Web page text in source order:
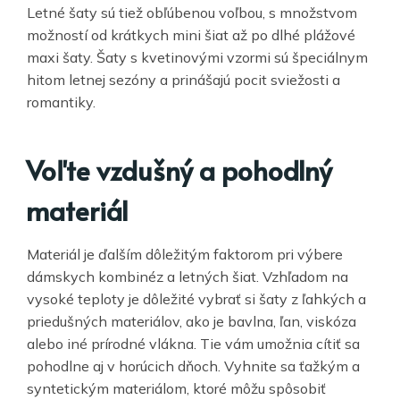
Letné šaty sú tiež obľúbenou voľbou, s množstvom
možností od krátkych mini šiat až po dlhé plážové
maxi šaty. Šaty s kvetinovými vzormi sú špeciálnym
hitom letnej sezóny a prinášajú pocit sviežosti a
romantiky.
Voľte vzdušný a pohodlný
materiál
Materiál je ďalším dôležitým faktorom pri výbere
dámskych kombinéz a letných šiat. Vzhľadom na
vysoké teploty je dôležité vybrať si šaty z ľahkých a
priedušných materiálov, ako je bavlna, ľan, viskóza
alebo iné prírodné vlákna. Tie vám umožnia cítiť sa
pohodlne aj v horúcich dňoch. Vyhnite sa ťažkým a
syntetickým materiálom, ktoré môžu spôsobiť